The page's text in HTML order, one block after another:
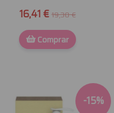
16,41 €19,30 €
Comprar
-15%